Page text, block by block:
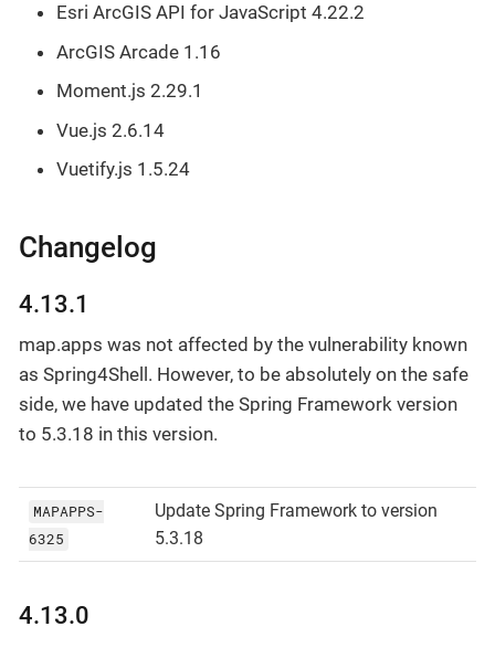
Esri ArcGIS API for JavaScript 4.22.2
ArcGIS Arcade 1.16
Moment.js 2.29.1
Vue.js 2.6.14
Vuetify.js 1.5.24
Changelog
4.13.1
map.apps was not affected by the vulnerability known
as Spring4Shell. However, to be absolutely on the safe
side, we have updated the Spring Framework version
to 5.3.18 in this version.
MAPAPPS-
6325
Update Spring Framework to version
5.3.18
4.13.0